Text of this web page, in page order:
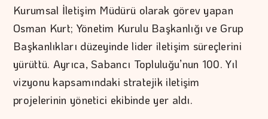
Kurumsal İletişim Müdürü olarak görev yapan
Osman Kurt; Yönetim Kurulu Başkanlığı ve Grup
Başkanlıkları düzeyinde lider iletişim süreçlerini
yürüttü. Ayrıca, Sabancı Topluluğu’nun 100. Yıl
vizyonu kapsamındaki stratejik iletişim
projelerinin yönetici ekibinde yer aldı.